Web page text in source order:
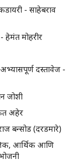
- साहेबराव
हेमंत मोहरीर
दस्तावेज -
जोशी
अहेर
बन्सोड (दरडमारे)
आर्थिक आणि